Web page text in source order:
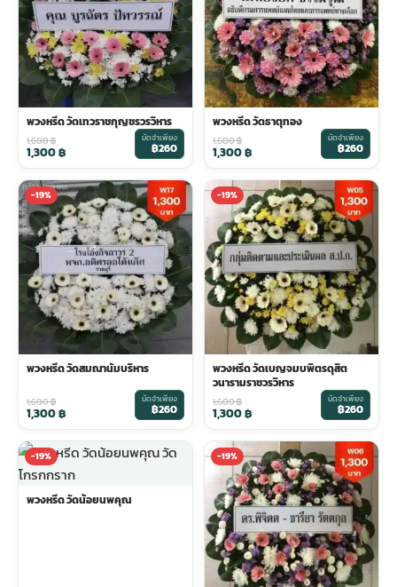
พวงหรีด วัดเทวราชกุญชรวรวิหาร
1,600฿
1,300฿
มัดจำเพียง
฿260
พวงหรีด วัดธาตุทอง
1,600฿
1,300฿
มัดจำเพียง
฿260
-19%
พวงหรีด วัดสมณานัมบริหาร
1,600฿
1,300฿
มัดจำเพียง
฿260
-19%
พวงหรีด วัดเบญจมบพิตรดุสิต
วนารามราชวรวิหาร
1,600฿
1,300฿
มัดจำเพียง
฿260
-19%
พวงหรีด วัดน้อยนพคุณ
-19%